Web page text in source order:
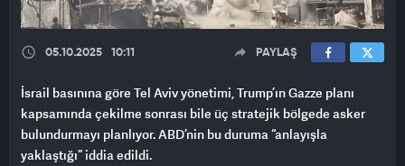
05.10.2025 10:11 PAYLAŞ
İsrail basınına göre Tel Aviv yönetimi, Trump’ın Gazze planı
kapsamında çekilme sonrası bile üç stratejik bölgede asker
bulundurmayı planlıyor. ABD’nin bu duruma “anlayışla
yaklaştığı” iddia edildi.